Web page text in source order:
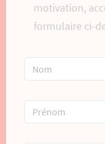
motivation,
formulaire ci-